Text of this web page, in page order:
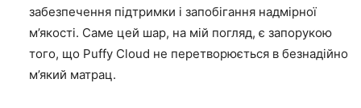
забезпечення підтримки і запобігання надмірної
м’якості. Саме цей шар, на мій погляд, є запорукою
того, що Puffy Cloud не перетворюється в безнадійно
м’який матрац.